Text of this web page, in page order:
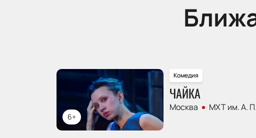
6+
Комедия
ЧАЙКА
Москва МХТ им. А.